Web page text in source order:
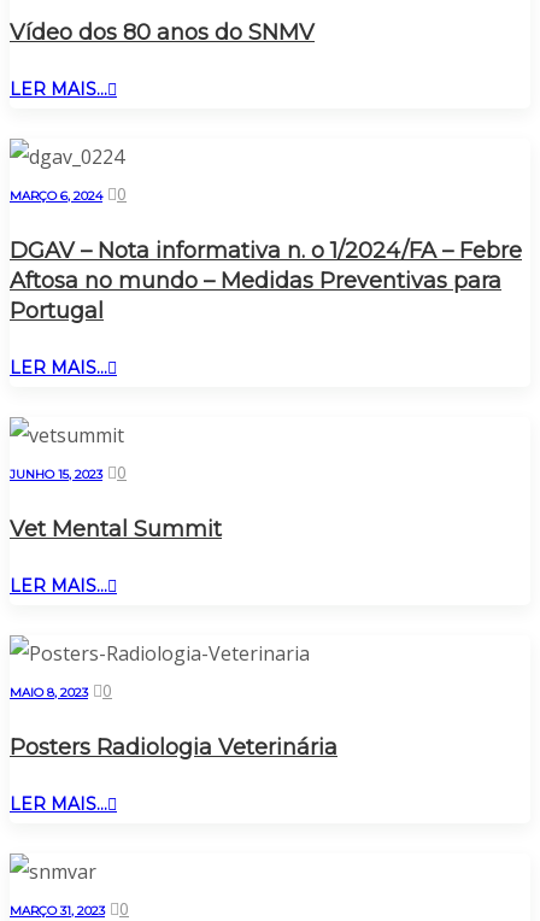
Vídeo dos 80 anos do SNMV
LER MAIS...
MARÇO 6, 2024 0
DGAV – Nota informativa n. o 1/2024/FA – Febre
Aftosa no mundo – Medidas Preventivas para
Portugal
LER MAIS...
JUNHO 15, 2023 0
Vet Mental Summit
LER MAIS...
MAIO 8, 2023 0
Posters Radiologia Veterinária
LER MAIS...
MARÇO 31, 2023 0